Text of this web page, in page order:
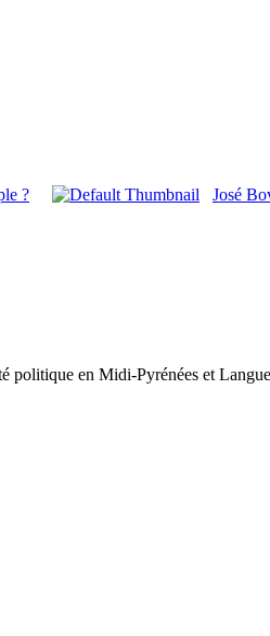
?
José
politique en Midi-Pyrénées et